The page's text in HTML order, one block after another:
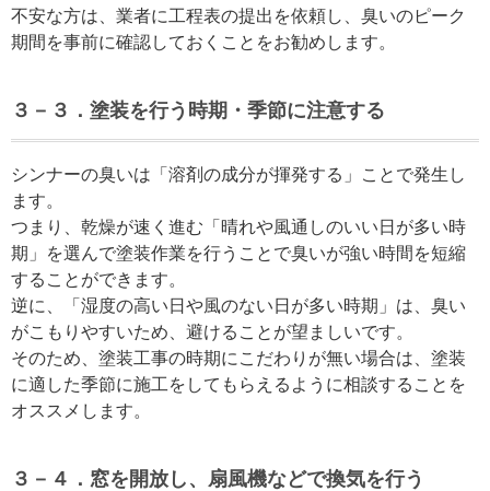
不安な方は、業者に工程表の提出を依頼し、臭いのピーク
期間を事前に確認しておくことをお勧めします。
３ －３ ．塗装を行う時期・季節に注意する
シンナーの臭いは「溶剤の成分が揮発する」ことで発生し
ます。
つまり、乾燥が速く進む「晴れや風通しのいい日が多い時
期」を選んで塗装作業を行うことで臭いが強い時間を短縮
することができます。
逆に、「湿度の高い日や風のない日が多い時期」は、臭い
がこもりやすいため、避けることが望ましいです。
そのため、塗装工事の時期にこだわりが無い場合は、塗装
に適した季節に施工をしてもらえるように相談することを
オススメします。
３ －４ ．窓を開放し、扇風機などで換気を行う